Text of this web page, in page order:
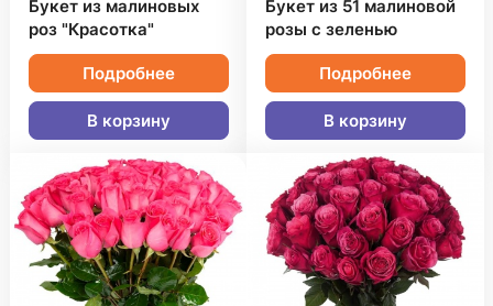
Букет из малиновых
роз "Красотка"
Подробнее
В корзину
Букет из 51 малиновой
розы с зеленью
Подробнее
В корзину